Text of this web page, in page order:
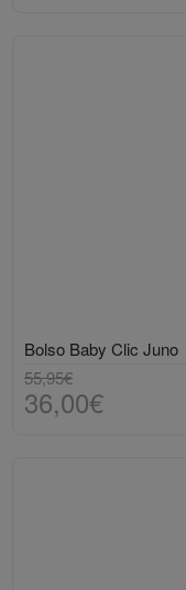
Bolso Baby Clic Juno
55,95€
36,00€